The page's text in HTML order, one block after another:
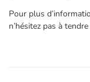
Pour plus
n’hésitez pas à